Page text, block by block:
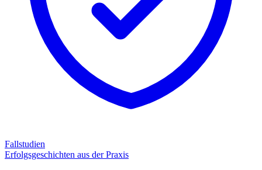
Fallstudien
Erfolgsgeschichten aus der Praxis